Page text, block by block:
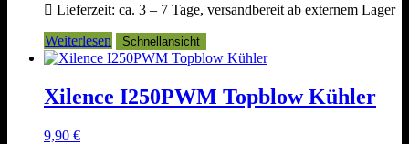
Lieferzeit: ca. 3 – 7 Tage, versandbereit ab externem Lager
Weiterlesen
Schnellansicht
Xilence I250PWM Topblow Kühler
9,90 €